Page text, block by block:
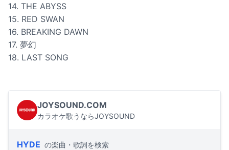
14. THE ABYSS
15. RED SWAN
16. BREAKING DAWN
17. 夢幻
18. LAST SONG
JOYSOUND.COM
カラオケ歌うならJOYSOUND
HYDE の楽曲・歌詞を検索